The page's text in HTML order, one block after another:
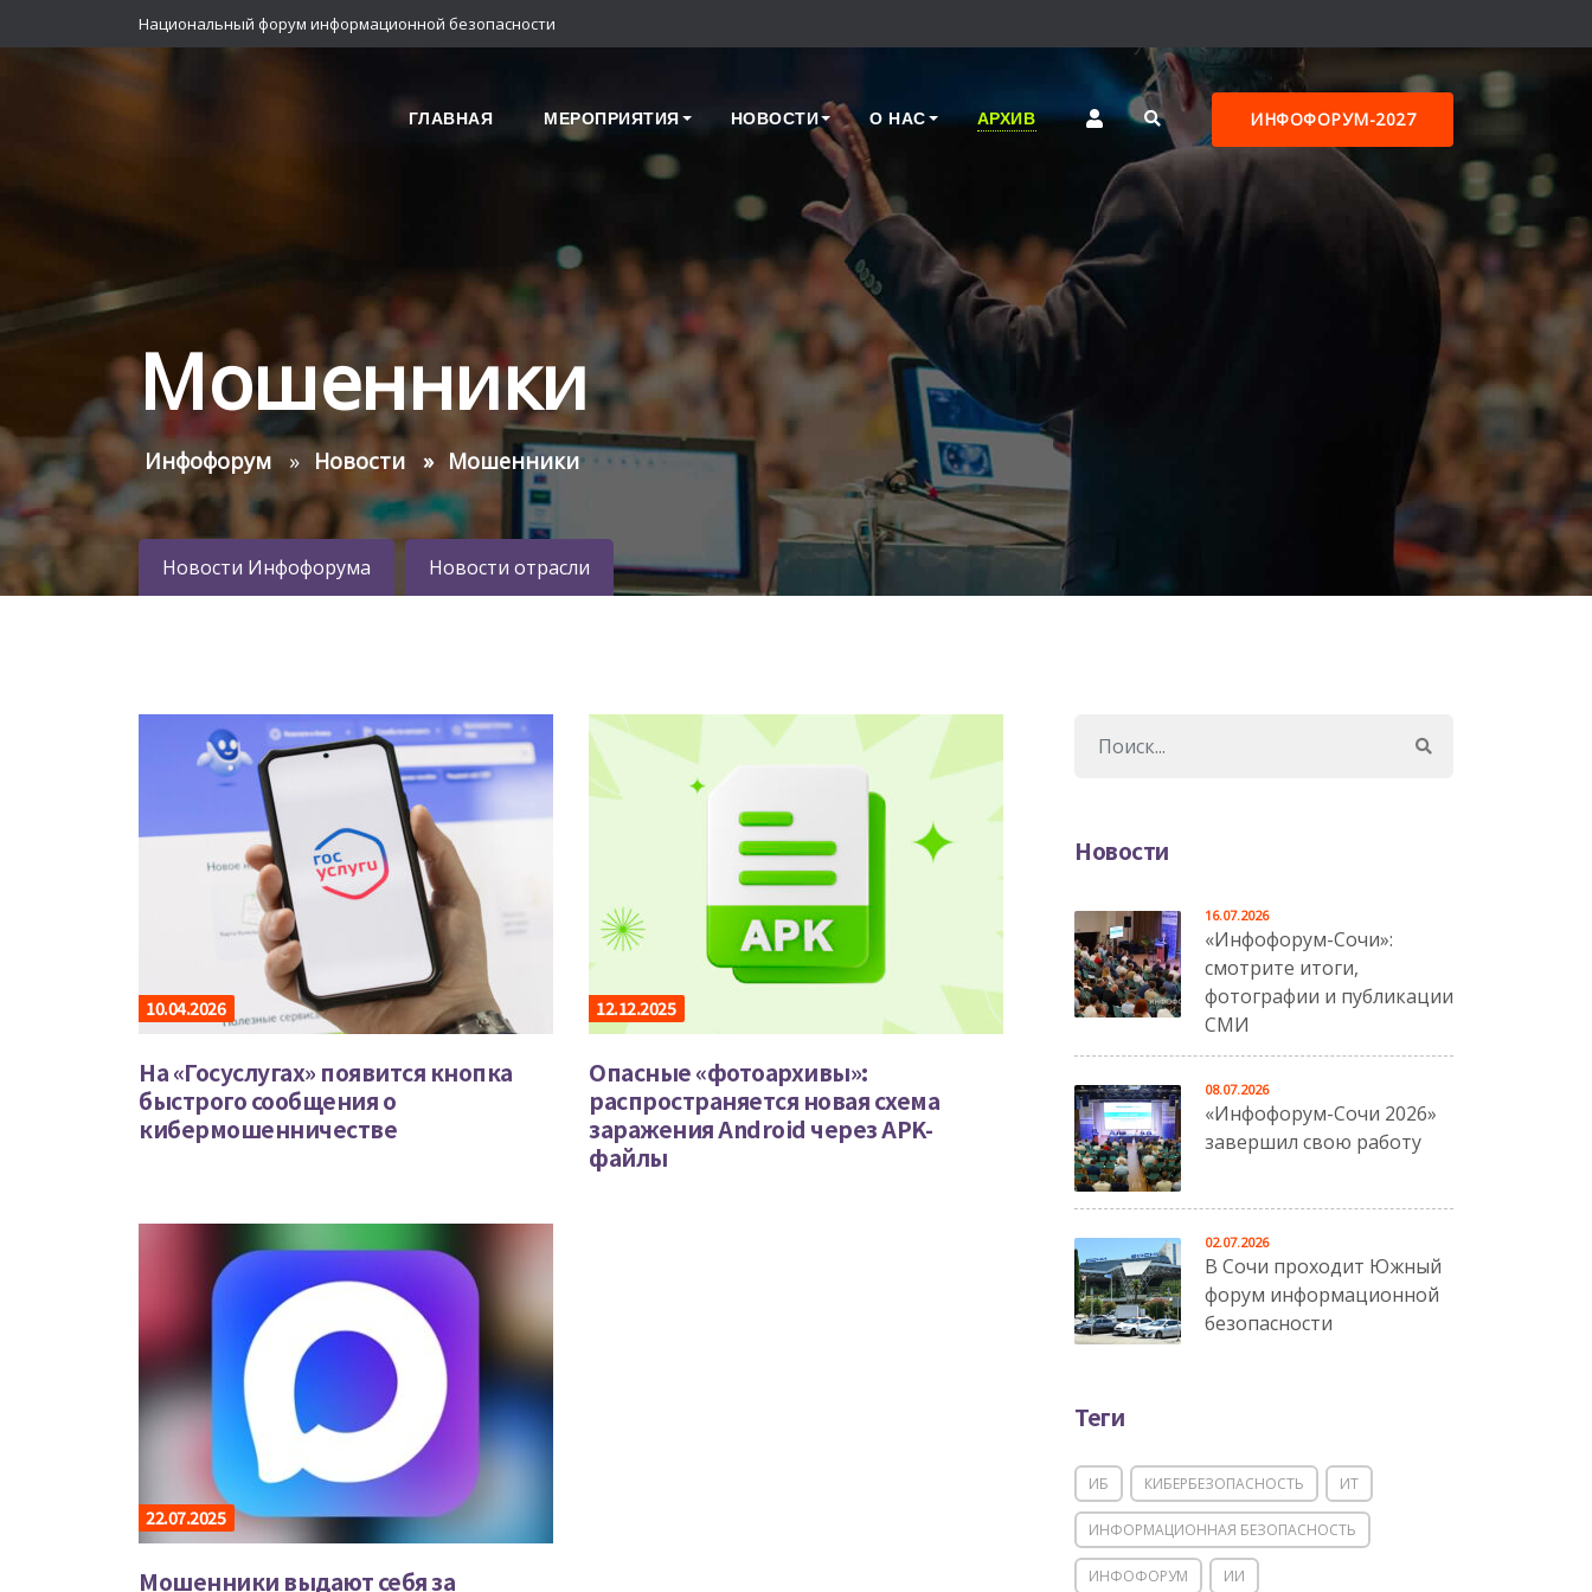
Национальный форум информационной безопасности
ГЛАВНАЯ МЕРОПРИЯТИЯ НОВОСТИ О НАС АРХИВ ИНФОФОРУМ-2027
Мошенники
Инфофорум Новости Мошенники
Новости Инфофорума Новости отрасли
10.04.2026
На «Госуслугах» появится кнопка
быстрого сообщения о
кибермошенничестве
12.12.2025
Опасные «фотоархивы»:
распространяется новая схема
заражения Android через APK-
файлы
22.07.2025
Мошенники выдают себя за
Новости
«Инфофорум-Сочи»:
смотрите итоги,
фотографии и публикации
СМИ
16.07.2026
«Инфофорум-Сочи 2026»
завершил свою работу
08.07.2026
В Сочи проходит Южный
форум информационной
безопасности
02.07.2026
Теги
ИБ КИБЕРБЕЗОПАСНОСТЬ ИТ
ИНФОРМАЦИОННАЯ БЕЗОПАСНОСТЬ
ИНФОФОРУМ ИИ